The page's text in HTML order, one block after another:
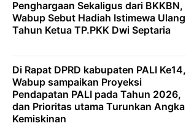
Penghargaan Sekaligus dari BKKBN,
Wabup Sebut Hadiah Istimewa Ulang
Tahun Ketua TP.PKK Dwi Septaria
Di Rapat DPRD kabupaten PALI Ke14,
Wabup sampaikan Proyeksi
Pendapatan PALI pada Tahun 2026,
dan Prioritas utama Turunkan Angka
Kemiskinan